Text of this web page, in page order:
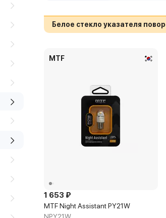
Белое стекло указателя
MTF
1 653 ₽
MTF Night Assistant PY21W